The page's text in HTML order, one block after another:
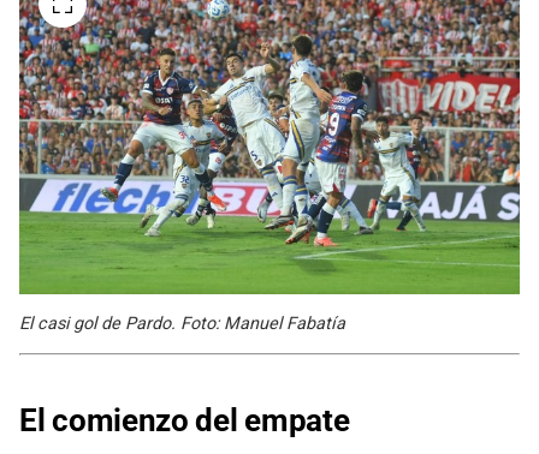
El casi gol de Pardo. Foto: Manuel Fabatía
El comienzo del empate